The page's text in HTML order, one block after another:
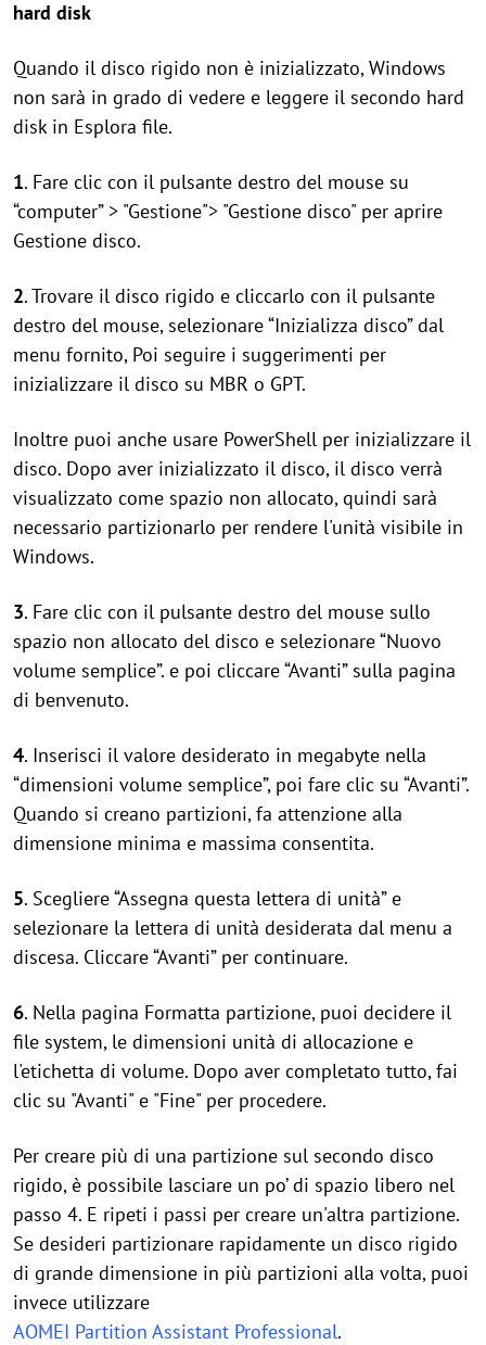
hard disk
Quando il disco rigido non è inizializzato, Windows
non sarà in grado di vedere e leggere il secondo hard
disk in Esplora file.
1. Fare clic con il pulsante destro del mouse su
“computer” > "Gestione"> "Gestione disco" per aprire
Gestione disco.
2. Trovare il disco rigido e cliccarlo con il pulsante
destro del mouse, selezionare “Inizializza disco” dal
menu fornito, Poi seguire i suggerimenti per
inizializzare il disco su MBR o GPT.
Inoltre puoi anche usare PowerShell per inizializzare il
disco. Dopo aver inizializzato il disco, il disco verrà
visualizzato come spazio non allocato, quindi sarà
necessario partizionarlo per rendere l'unità visibile in
Windows.
3. Fare clic con il pulsante destro del mouse sullo
spazio non allocato del disco e selezionare “Nuovo
volume semplice”. e poi cliccare “Avanti” sulla pagina
di benvenuto.
4. Inserisci il valore desiderato in megabyte nella
“dimensioni volume semplice”, poi fare clic su “Avanti”.
Quando si creano partizioni, fa attenzione alla
dimensione minima e massima consentita.
5. Scegliere “Assegna questa lettera di unità” e
selezionare la lettera di unità desiderata dal menu a
discesa. Cliccare “Avanti” per continuare.
6. Nella pagina Formatta partizione, puoi decidere il
file system, le dimensioni unità di allocazione e
l'etichetta di volume. Dopo aver completato tutto, fai
clic su "Avanti" e "Fine" per procedere.
Per creare più di una partizione sul secondo disco
rigido, è possibile lasciare un po’ di spazio libero nel
passo 4. E ripeti i passi per creare un'altra partizione.
Se desideri partizionare rapidamente un disco rigido
di grande dimensione in più partizioni alla volta, puoi
invece utilizzare
AOMEI Partition Assistant Professional.